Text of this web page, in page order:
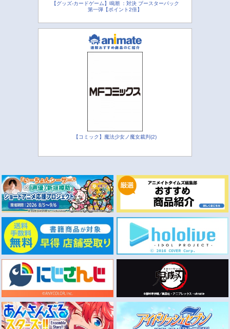
【グッズ-カードゲーム】鳴潮 ：対決 ブースターパック
第一弾【ポイント2倍】
【コミック】魔法少女ノ魔女裁判(2)